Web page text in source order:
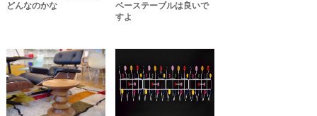
どんなのかな
ベーステーブルは良いで
すよ